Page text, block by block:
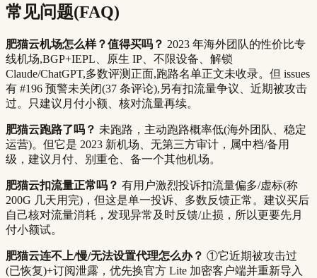
常见问题(FAQ)
肥猫云机场怎么样？值得买吗？ 2023 年海外团队的性价比专
线机场,BGP+IEPL、原生 IP、不限设备、解锁
Claude/ChatGPT,多数评测正面,跑路名单正文未收录。但 issues
有 #196 预警未关闭(37 条评论),另有扣流量争议、近期被攻击
过。只建议月付小额、核对流量再续。
肥猫云跑路了吗？ 未跑路，主动跑路概率低(海外团队、稳定
运营)。但它是 2023 新机场、无第三方审计，属中档/备用
级，建议月付、别重仓、备一个其他机场。
肥猫云扣流量正常吗？ 有用户激烈投诉扣流量偏多/虚标(称
200G 几天用完)，但这是单一投诉、多数反馈正常。建议买后
自己核对流量消耗，发现异常及时反馈/止损，所以更要先月
付小额试。
肥猫云连不上/慢/无法设置代理怎么办？ ①它近期被攻击过
(已恢复)+订阅泄露，优先换官方 Lite 加密客户端并重新导入